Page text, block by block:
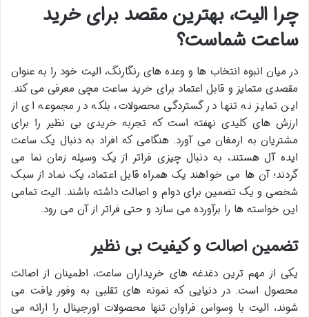
چرا الیت، بهترین مقصد برای خرید
ساعت شماست؟
در میان انبوه انتخاب ها و وعده های رنگارنگ، الیت خود را به عنوان
مقصدی متمایز و قابل اعتماد برای خرید ساعت مچی معرفی می کند.
این تمایز نه تنها در گستردگی محصولات، بلکه در مجموعه ای از
ارزش های کلیدی نهفته است که تجربه خریدی بی نظیر را برای
مشتریان به ارمغان می آورد. هنگامی که افراد به دنبال یک ساعت
ایده آل هستند، به دنبال چیزی فراتر از یک وسیله زمان نما می
گردند؛ آن ها می خواهند یک همراه قابل اعتماد، یک نماد از سبک
شخصی و یک تضمین برای دوام و اصالت داشته باشند. الیت تمامی
این خواسته ها را برآورده می سازد و حتی فراتر از آن می رود.
تضمین اصالت و کیفیت بی نظیر
یکی از مهم ترین دغدغه های خریداران ساعت، اطمینان از اصالت
محصول است. در دنیایی که نمونه های تقلبی به وفور یافت می
شوند، الیت با وسواس فراوان تنها محصولات اورجینال را ارائه می